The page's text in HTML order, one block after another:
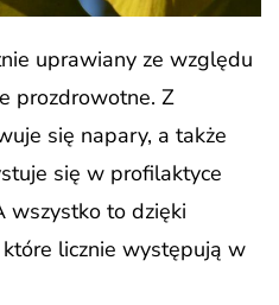
uprawiany ze względu
prozdrowotne. Z
się napary, a także
się w profilaktyce
wszystko to dzięki
licznie występują w